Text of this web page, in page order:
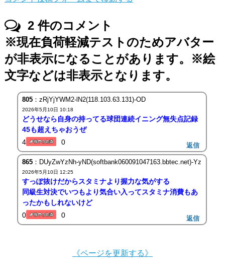
2件のコメント
※現在負荷軽減テストのためアバター
が非表示になることがあります。※絵
文字などは非表示となります。
805：zRjYjYWM2-lN2(118.103.63.131)-OD
2026年5月10日 10:18
どうせなら自身の持ってる球団連続イニング無失点記録
45も超えちゃおうぜ
4
0 返信
865：DUyZwYzNh-yND(softbank060091047163.bbtec.net)-Yz
2026年5月10日 12:25
すっぽ抜けだからスタミナより握力な気がする
同級生対決でいつもより気合い入ってスタミナ消費もあ
ったかもしれないけど
0
0 返信
《ページを更新する》